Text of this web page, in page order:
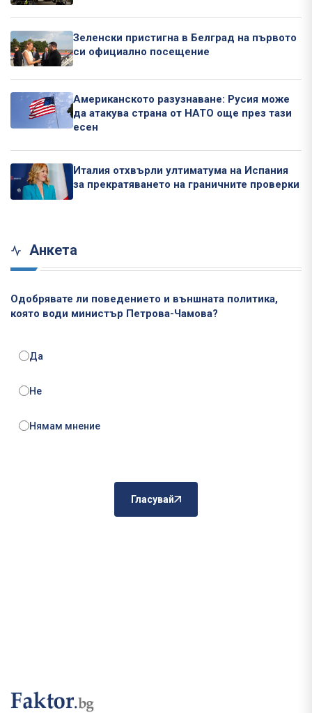
Зеленски пристигна в Белград на първото
си официално посещение
Американското разузнаване: Русия може
да атакува страна от НАТО още през тази
есен
Италия отхвърли ултиматума на Испания
за прекратяването на граничните проверки
Анкета
Одобрявате ли поведението и външната политика,
която води министър Петрова-Чамова?
Да
Не
Нямам мнение
Гласувай